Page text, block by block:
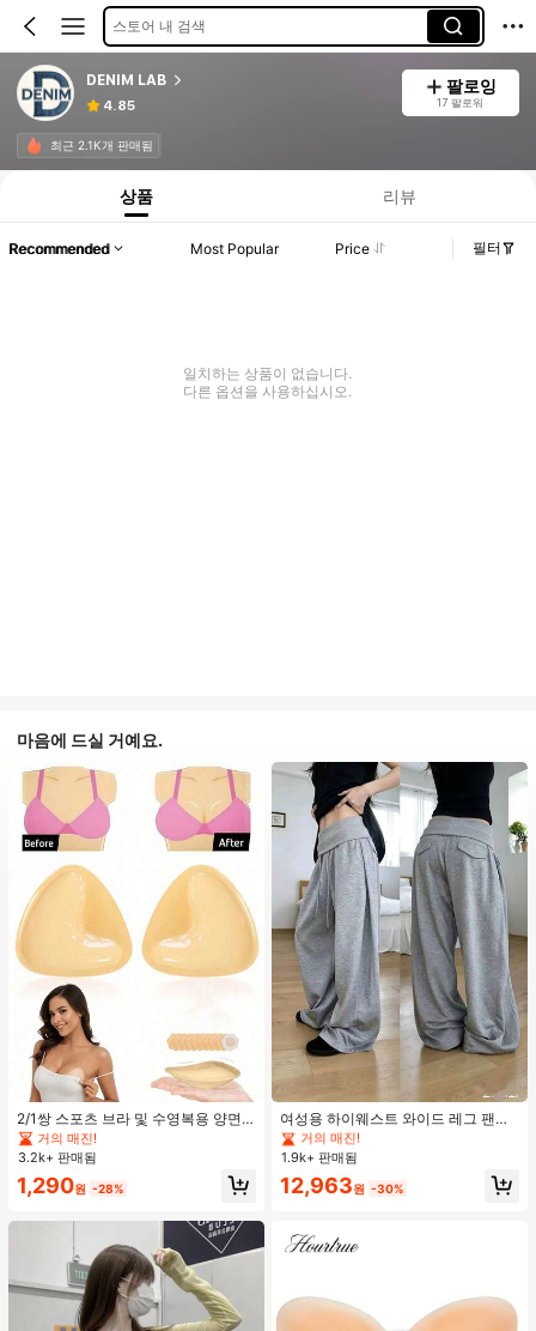
스토어 내 검색
DENIM LAB
4.85
팔로잉
17 팔로워
최근 2.1K개 판매됨
상품 리뷰
Recommended Most Popular Price 필터
일치하는 상품이 없습니다.
다른 옵션을 사용하십시오.
마음에 드실 거예요.
2/1쌍 스포츠 브라 및 수영복용 양면
접착 브라 패드
거의 매진!
3.2k+ 판매됨
1,290원 -28%
여성용 하이웨스트 와이드 레그 팬츠,
봄 드로스트링 루즈 롱 팬츠, 레이지
릴랙스드 스타일 그레이
#1 TOP 3위
에서 평상복 캐주얼 바지
거의 매진!
#1 TOP 3위
에서 평상복 캐주얼 바지
거의 매진!
#1 TOP 3위
에서 평상복 캐주얼 바지
거의 매진!
#1 TOP 3위
거의 매진!
1.9k+ 판매됨
12,963원 -30%